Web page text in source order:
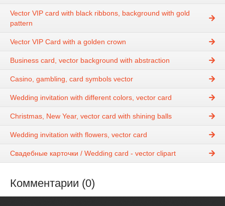
Vector VIP card with black ribbons, background with gold
pattern
Vector VIP Card with a golden crown
Business card, vector background with abstraction
Casino, gambling, card symbols vector
Wedding invitation with different colors, vector card
Christmas, New Year, vector card with shining balls
Wedding invitation with flowers, vector card
Свадебные карточки / Wedding card - vector clipart
Комментарии (0)